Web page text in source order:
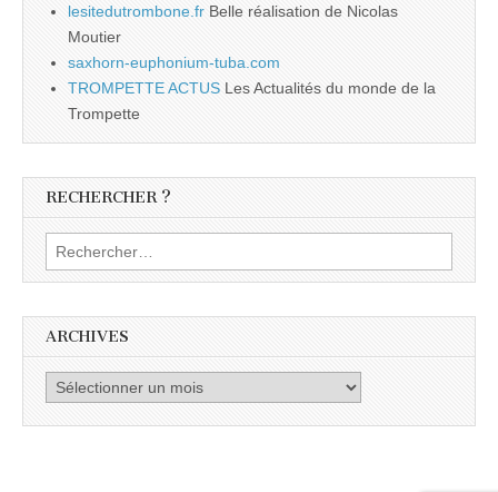
lesitedutrombone.fr Belle réalisation de Nicolas
Moutier
saxhorn-euphonium-tuba.com
TROMPETTE ACTUS Les Actualités du monde de la
Trompette
RECHERCHER ?
Rechercher :
ARCHIVES
Archives